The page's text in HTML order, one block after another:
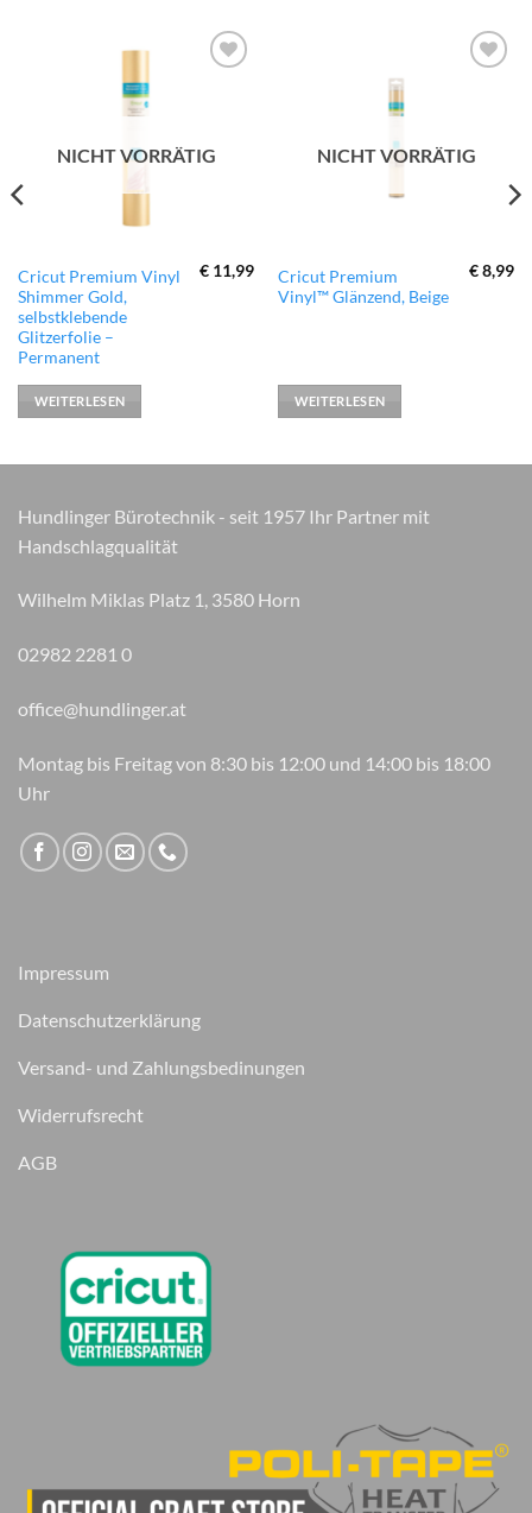
NICHT VORRÄTIG
Cricut Premium Vinyl
Shimmer Gold,
selbstklebende
Glitzerfolie –
Permanent
€ 11,99
WEITERLESEN
NICHT VORRÄTIG
Cricut Premium
Vinyl™ Glänzend, Beige
€8,99
WEITERLESEN
Hundlinger Bürotechnik - seit 1957 Ihr Partner mit
Handschlagqualität
Wilhelm Miklas Platz 1, 3580 Horn
02982 2281 0
office@hundlinger.at
Montag bis Freitag von 8:30 bis 12:00 und 14:00 bis 18:00
Uhr
Impressum
Datenschutzerklärung
Versand- und Zahlungsbedinungen
Widerrufsrecht
AGB